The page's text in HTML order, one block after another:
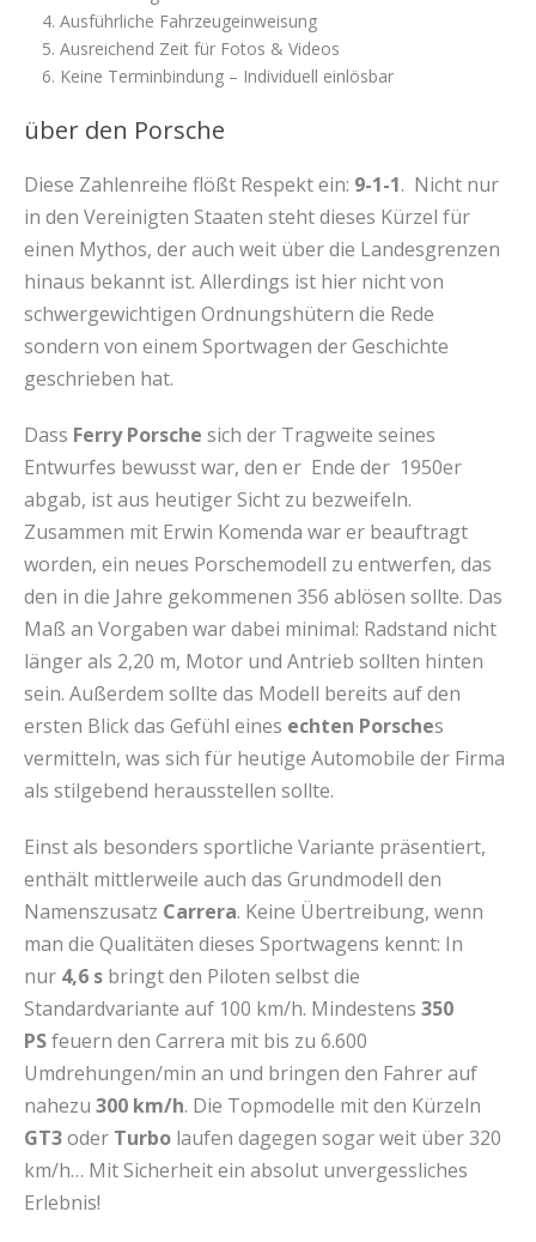
Ausführliche Fahrzeugeinweisung
Ausreichend Zeit für Fotos & Videos
Keine Terminbindung – Individuell einlösbar
über den Porsche
Diese Zahlenreihe flößt Respekt ein: 9-1-1. Nicht nur
in den Vereinigten Staaten steht dieses Kürzel für
einen Mythos, der auch weit über die Landesgrenzen
hinaus bekannt ist. Allerdings ist hier nicht von
schwergewichtigen Ordnungshütern die Rede
sondern von einem Sportwagen der Geschichte
geschrieben hat.
Dass Ferry Porsche sich der Tragweite seines
Entwurfes bewusst war, den er Ende der 1950er
abgab, ist aus heutiger Sicht zu bezweifeln.
Zusammen mit Erwin Komenda war er beauftragt
worden, ein neues Porschemodell zu entwerfen, das
den in die Jahre gekommenen 356 ablösen sollte. Das
Maß an Vorgaben war dabei minimal: Radstand nicht
länger als 2,20 m, Motor und Antrieb sollten hinten
sein. Außerdem sollte das Modell bereits auf den
ersten Blick das Gefühl eines echten Porsches
vermitteln, was sich für heutige Automobile der Firma
als stilgebend herausstellen sollte.
Einst als besonders sportliche Variante präsentiert,
enthält mittlerweile auch das Grundmodell den
Namenszusatz Carrera. Keine Übertreibung, wenn
man die Qualitäten dieses Sportwagens kennt: In
nur 4,6 s bringt den Piloten selbst die
Standardvariante auf 100 km/h. Mindestens 350
PSfeuern den Carrera mit bis zu 6.600
Umdrehungen/min an und bringen den Fahrer auf
nahezu 300 km/h. Die Topmodelle mit den Kürzeln
GT3oder Turbo laufen dagegen sogar weit über 320
km/h… Mit Sicherheit ein absolut unvergessliches
Erlebnis!